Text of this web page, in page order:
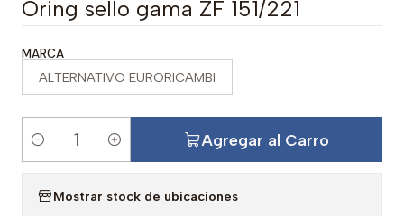
Oring sello gama ZF 151/221
MARCA
ALTERNATIVO EURORICAMBI
Agregar al Carro
Mostrar stock de ubicaciones